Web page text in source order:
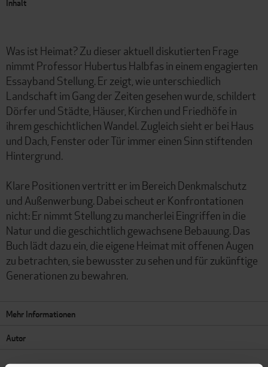
Inhalt
Was ist Heimat? Zu dieser aktuell diskutierten Frage
nimmt Professor Hubertus Halbfas in einem engagierten
Essayband Stellung. Er zeigt, wie unterschiedlich
Landschaft im Gang der Zeiten gesehen wurde, schildert
Dörfer und Städte, Häuser, Kirchen und Friedhöfe in
ihrem geschichtlichen Wandel. Zugleich sieht er bei Haus
und Dach, Fenster oder Tür immer einen Sinn stiftenden
Hintergrund.
Klare Positionen vertritt er im Bereich Denkmalschutz
und Außenwerbung. Dabei scheut er Konfrontationen
nicht: Er nimmt Stellung zu mancherlei Eingriffen in die
Natur und die geschichtlich gewachsene Bebauung. Das
Buch lädt dazu ein, die eigene Heimat mit offenen Augen
zu betrachten, sie bewusster zu sehen und für zukünftige
Generationen zu bewahren.
Mehr Informationen
Autor